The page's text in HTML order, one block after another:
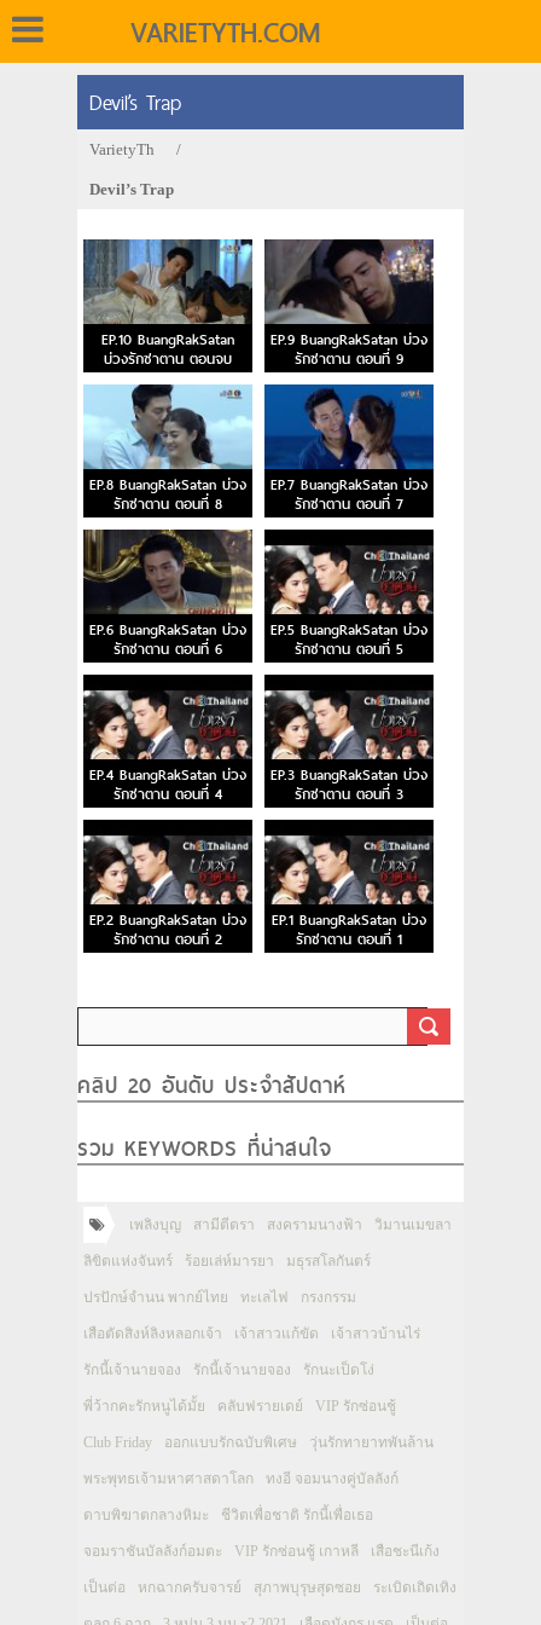
VARIETYTH.COM
Devil’s Trap
VarietyTh /
Devil’s Trap
EP.10 BuangRakSatan
บ่วงรักซาตาน ตอนจบ
EP.9 BuangRakSatan บ่วง
รักซาตาน ตอนที่ 9
EP.8 BuangRakSatan บ่วง
รักซาตาน ตอนที่ 8
EP.7 BuangRakSatan บ่วง
รักซาตาน ตอนที่ 7
EP.6 BuangRakSatan บ่วง
รักซาตาน ตอนที่ 6
EP.5 BuangRakSatan บ่วง
รักซาตาน ตอนที่ 5
EP.4 BuangRakSatan บ่วง
รักซาตาน ตอนที่ 4
EP.3 BuangRakSatan บ่วง
รักซาตาน ตอนที่ 3
EP.2 BuangRakSatan บ่วง
รักซาตาน ตอนที่ 2
EP.1 BuangRakSatan บ่วง
รักซาตาน ตอนที่ 1
คลิป 20 อันดับ ประจำสัปดาห์
รวม KEYWORDS ที่น่าสนใจ
เพลิงบุญ สามีตีตรา สงครามนางฟ้า วิมานเมขลา
ลิขิตแห่งจันทร์ ร้อยเล่ห์มารยา มธุรสโลกันตร์
ปรปักษ์จำนน พากย์ไทย ทะเลไฟ กรงกรรม
เสือตัดสิงห์ลิงหลอกเจ้า เจ้าสาวแก้ขัด เจ้าสาวบ้านไร่
รักนี้เจ้านายจอง รักนี้เจ้านายจอง รักนะเป็ดโง่
พี่ว้ากคะรักหนูได้มั้ย คลับฟรายเดย์ VIP รักซ่อนชู้
Club Friday ออกแบบรักฉบับพิเศษ วุ่นรักทายาทพันล้าน
พระพุทธเจ้ามหาศาสดาโลก ทงอี จอมนางคู่บัลลังก์
ดาบพิฆาตกลางหิมะ ชีวิตเพื่อชาติ รักนี้เพื่อเธอ
จอมราชันบัลลังก์อมตะ VIP รักซ่อนชู้ เกาหลี เสือชะนีเก้ง
เป็นต่อ หกฉากครับจารย์ สุภาพบุรุษสุดซอย ระเบิดเถิดเทิง